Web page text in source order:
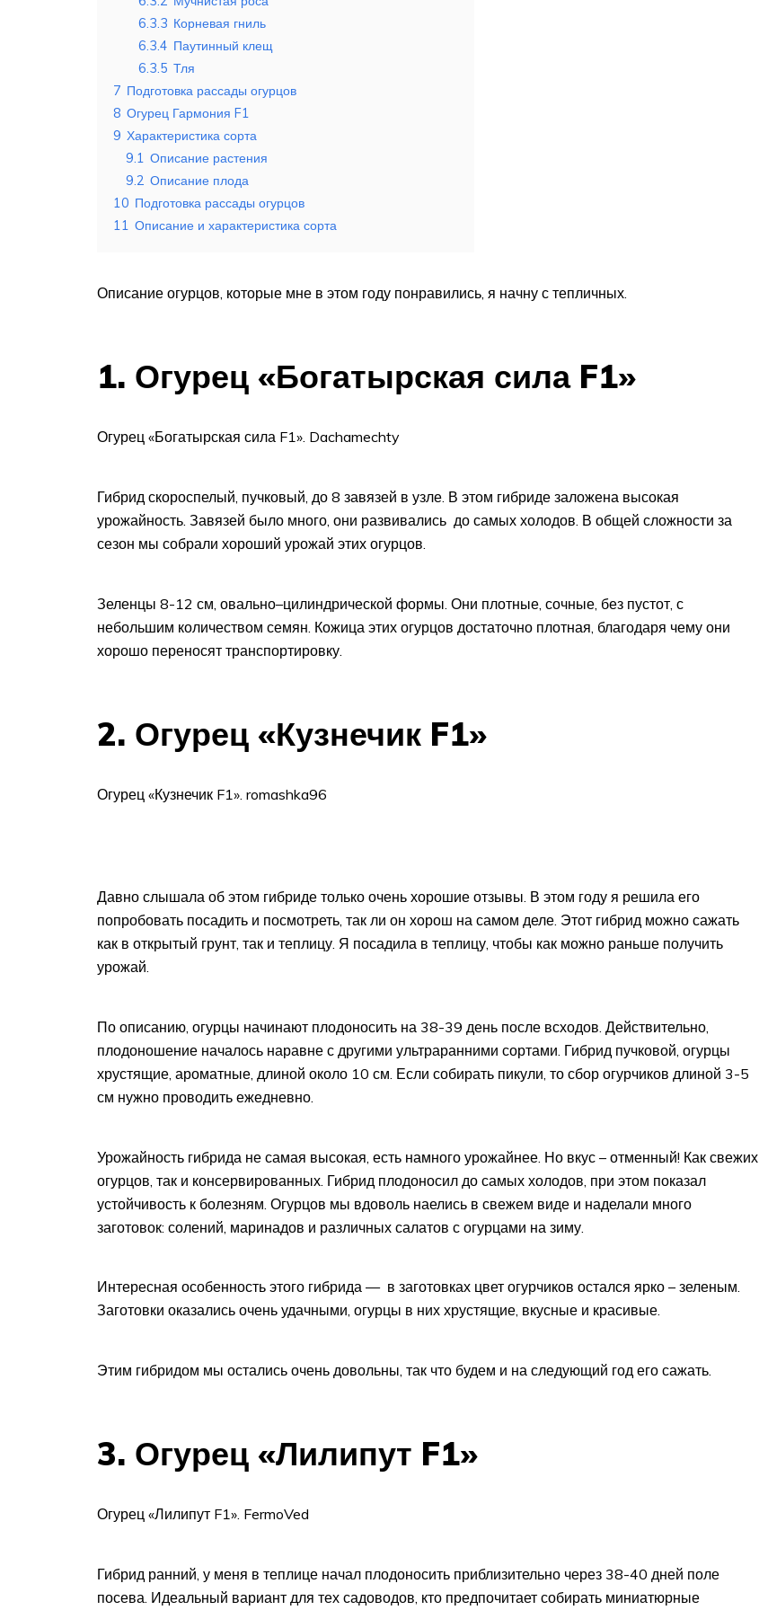
6.3.3 Корневая гниль
6.3.4 Паутинный клещ
6.3.5 Тля
7 Подготовка рассады огурцов
8 Огурец Гармония F1
9 Характеристика сорта
9.1 Описание растения
9.2 Описание плода
10 Подготовка рассады огурцов
11 Описание и характеристика сорта
Описание огурцов, которые мне в этом году понравились, я начну с тепличных.
1. Огурец «Богатырская сила F1»
Огурец «Богатырская сила F1». Dachamechty
Гибрид скороспелый, пучковый, до 8 завязей в узле. В этом гибриде заложена высокая
урожайность. Завязей было много, они развивались до самых холодов. В общей сложности за
сезон мы собрали хороший урожай этих огурцов.
Зеленцы 8-12 см, овально–цилиндрической формы. Они плотные, сочные, без пустот, с
небольшим количеством семян. Кожица этих огурцов достаточно плотная, благодаря чему они
хорошо переносят транспортировку.
2. Огурец «Кузнечик F1»
Огурец «Кузнечик F1». romashka96
Давно слышала об этом гибриде только очень хорошие отзывы. В этом году я решила его
попробовать посадить и посмотреть, так ли он хорош на самом деле. Этот гибрид можно сажать
как в открытый грунт, так и теплицу. Я посадила в теплицу, чтобы как можно раньше получить
урожай.
По описанию, огурцы начинают плодоносить на 38-39 день после всходов. Действительно,
плодоношение началось наравне с другими ультраранними сортами. Гибрид пучковой, огурцы
хрустящие, ароматные, длиной около 10 см. Если собирать пикули, то сбор огурчиков длиной 3-5
см нужно проводить ежедневно.
Урожайность гибрида не самая высокая, есть намного урожайнее. Но вкус – отменный! Как свежих
огурцов, так и консервированных. Гибрид плодоносил до самых холодов, при этом показал
устойчивость к болезням. Огурцов мы вдоволь наелись в свежем виде и наделали много
заготовок: солений, маринадов и различных салатов с огурцами на зиму.
Интересная особенность этого гибрида — в заготовках цвет огурчиков остался ярко – зеленым.
Заготовки оказались очень удачными, огурцы в них хрустящие, вкусные и красивые.
Этим гибридом мы остались очень довольны, так что будем и на следующий год его сажать.
3. Огурец «Лилипут F1»
Огурец «Лилипут F1». FermoVed
Гибрид ранний, у меня в теплице начал плодоносить приблизительно через 38-40 дней поле
посева. Идеальный вариант для тех садоводов, кто предпочитает собирать миниатюрные